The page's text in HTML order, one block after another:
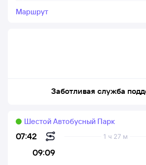
Маршрут
Заботливая служба
07:42
09:09
1 ч 27 м
Шестой Автобусный Парк